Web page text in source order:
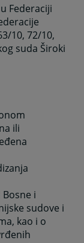
Federaciji
10, 72/10,
suda Široki
ili
Bosne i
sudove i
kao i o